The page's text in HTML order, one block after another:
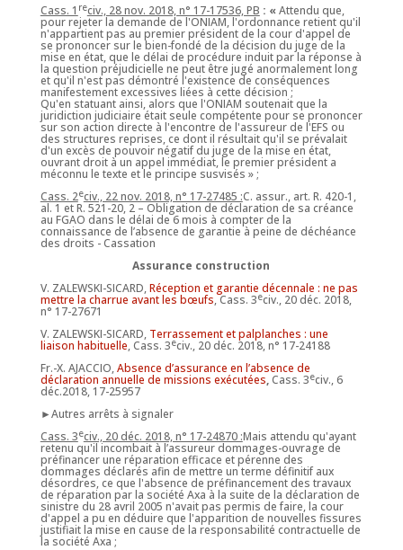
Cass. 1 reciv., 28 nov. 2018, n° 17-17536, PB : «Attendu que,
pour rejeter la demande de l'ONIAM, l'ordonnance retient qu'il
n'appartient pas au premier président de la cour d'appel de
se prononcer sur le bien-fondé de la décision du juge de la
mise en état, que le délai de procédure induit par la réponse à
la question préjudicielle ne peut être jugé anormalement long
et qu'il n'est pas démontré l'existence de conséquences
manifestement excessives liées à cette décision ;
Qu'en statuant ainsi, alors que l'ONIAM soutenait que la
juridiction judiciaire était seule compétente pour se prononcer
sur son action directe à l'encontre de l'assureur de l'EFS ou
des structures reprises, ce dont il résultait qu'il se prévalait
d'un excès de pouvoir négatif du juge de la mise en état,
ouvrant droit à un appel immédiat, le premier président a
méconnu le texte et le principe susvisés » ;
Cass. 2eciv., 22 nov. 2018, n° 17-27485 :C. assur., art. R. 420-1,
al. 1 et R. 521-20, 2 – Obligation de déclaration de sa créance
au FGAO dans le délai de 6 mois à compter de la
connaissance de l’absence de garantie à peine de déchéance
des droits - Cassation
Assurance construction
V. ZALEWSKI-SICARD,Réception et garantie décennale : ne pas
mettre la charrue avant les bœufs, Cass. 3eciv., 20 déc. 2018,
n° 17-27671
V. ZALEWSKI-SICARD, Terrassement et palplanches : une
liaison habituelle, Cass. 3eciv., 20 déc. 2018, n° 17-24188
Fr.-X. AJACCIO,Absence d’assurance en l’absence de
déclaration annuelle de missions exécutées,Cass. 3eciv., 6
déc.2018, 17-25957
►Autres arrêts à signaler
Cass. 3eciv., 20 déc. 2018, n° 17-24870 :Mais attendu qu'ayant
retenu qu'il incombait à l’assureur dommages-ouvrage de
préfinancer une réparation efficace et pérenne des
dommages déclarés afin de mettre un terme définitif aux
désordres, ce que l'absence de préfinancement des travaux
de réparation par la société Axa à la suite de la déclaration de
sinistre du 28 avril 2005 n'avait pas permis de faire, la cour
d'appel a pu en déduire que l'apparition de nouvelles fissures
justifiait la mise en cause de la responsabilité contractuelle de
la société Axa ;